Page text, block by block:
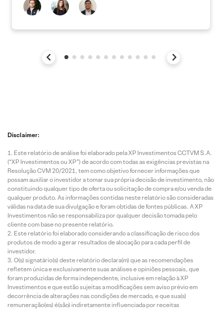
Disclaimer:
Este relatório de análise foi elaborado pela XP Investimentos CCTVM S.A.
(“XP Investimentos ou XP”) de acordo com todas as exigências previstas na
Resolução CVM 20/2021, tem como objetivo fornecer informações que
possam auxiliar o investidor a tomar sua própria decisão de investimento, não
constituindo qualquer tipo de oferta ou solicitação de compra e/ou venda de
qualquer produto. As informações contidas neste relatório são consideradas
válidas na data de sua divulgação e foram obtidas de fontes públicas. A XP
Investimentos não se responsabiliza por qualquer decisão tomada pelo
cliente com base no presente relatório.
Este relatório foi elaborado considerando a classificação de risco dos
produtos de modo a gerar resultados de alocação para cada perfil de
investidor.
O(s) signatário(s) deste relatório declara(m) que as recomendações
refletem única e exclusivamente suas análises e opiniões pessoais, que
foram produzidas de forma independente, inclusive em relação à XP
Investimentos e que estão sujeitas a modificações sem aviso prévio em
decorrência de alterações nas condições de mercado, e que sua(s)
remuneração(es) é(são) indiretamente influenciada por receitas